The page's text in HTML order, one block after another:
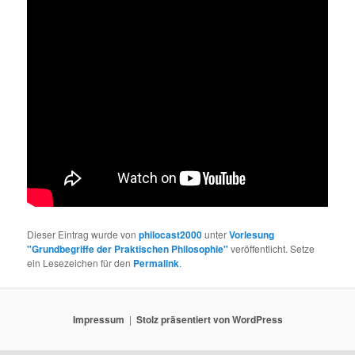
Dieser Eintrag wurde vonphilocast2000unterVorlesung
"Grundbegriffe der Praktischen Philosophie" veröffentlicht. Setze
ein Lesezeichen für den Permalink.
Impressum Stolz präsentiert von WordPress